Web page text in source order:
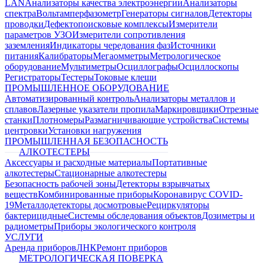
LANАнализаторы качества электроэнергииАнализаторы
спектраВольтамперфазометрГенераторы сигналовДетекторы
проводкиДефектопоисковые комплексыИзмерители
параметров УЗОИзмерители сопротивления
заземленияИндикаторы чередования фазИсточники
питанияКалибраторыМегаомметрыМетрологическое
оборудованиеМультиметрыОсциллографыОсциллоскопы
РегистраторыТестерыТоковые клещи
ПРОМЫШЛЕННОЕ ОБОРУДОВАНИЕ
Автоматизированный контрольАнализаторы металлов и
сплавовЛазерные указатели пропилаМаркировщикиОтрезные
станкиПлотномерыРазмагничивающие устройстваСистемы
центровкиУстановки нагружения
ПРОМЫШЛЕННАЯ БЕЗОПАСНОСТЬ
АЛКОТЕСТЕРЫ
Аксессуары и расходные материалыПортативные
алкотестерыСтационарные алкотестеры
Безопасность рабочей зоныДетекторы взрывчатых
веществКомбинированные приборыКоронавирус COVID-
19Металлодетекторы досмотровыеРециркуляторы
бактерицидныеСистемы обследования объектовДозиметры и
радиометрыПриборы экологического контроля
УСЛУГИ
Аренда приборовЛНКРемонт приборов
МЕТРОЛОГИЧЕСКАЯ ПОВЕРКА